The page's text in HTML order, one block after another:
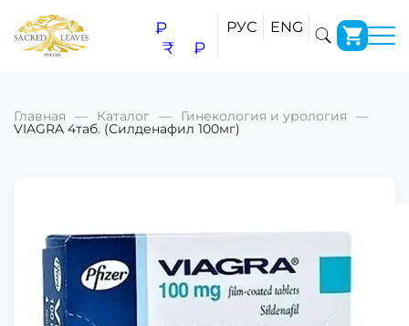
₽
₹
₽
РУС ENG
Главная Каталог Гинекология и урология
VIAGRA 4таб. (Силденафил 100мг)